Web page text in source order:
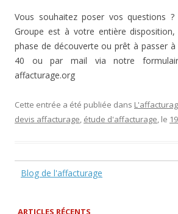
Vous souhaitez poser vos questions ?
Groupe est à votre entière
phase de découverte ou prêt à passer à
40 ou par mail via notre
affacturage.org
Cette entrée a été publiée dans
devis affacturage, étude d'affacturage, le
Blog de l'affacturage
ARTICLES RÉCENTS